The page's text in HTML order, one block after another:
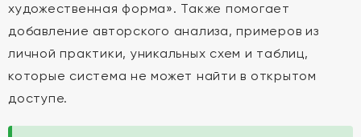
художественная форма». Также помогает
добавление авторского анализа, примеров из
личной практики, уникальных схем и таблиц,
которые система не может найти в открытом
доступе.